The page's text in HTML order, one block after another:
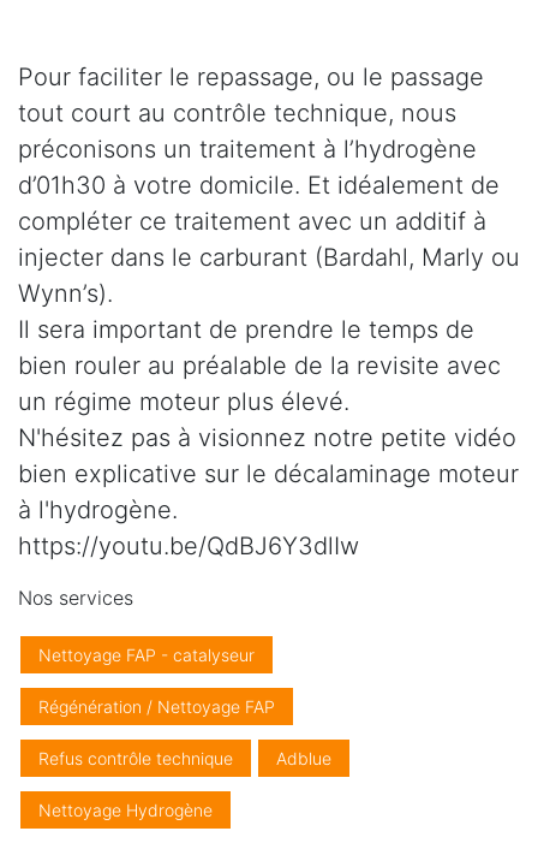
Pour faciliter le repassage, ou le passage
tout court au contrôle technique, nous
préconisons un traitement à l’hydrogène
d’01h30 à votre domicile. Et idéalement de
compléter ce traitement avec un additif à
injecter dans le carburant (Bardahl, Marly ou
Wynn’s).
Il sera important de prendre le temps de
bien rouler au préalable de la revisite avec
un régime moteur plus élevé.
N'hésitez pas à visionnez notre petite vidéo
bien explicative sur le décalaminage moteur
à l'hydrogène.
https://youtu.be/QdBJ6Y3dlIw
Nos services
Nettoyage FAP - catalyseur
Régénération / Nettoyage FAP
Refus contrôle technique Adblue
Nettoyage Hydrogène